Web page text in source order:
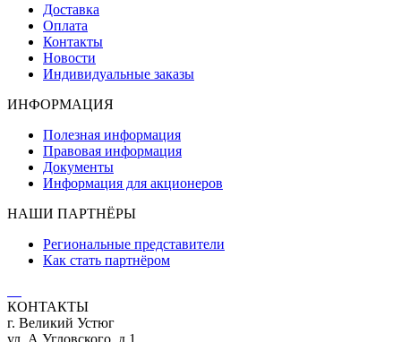
Доставка
Оплата
Контакты
Новости
Индивидуальные заказы
ИНФОРМАЦИЯ
Полезная информация
Правовая информация
Документы
Информация для акционеров
НАШИ ПАРТНЁРЫ
Региональные представители
Как стать партнёром
КОНТАКТЫ
г. Великий Устюг
ул. А.Угловского, д.1